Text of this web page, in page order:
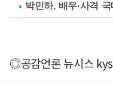
박민하, 배우·사격
◎공감언론 뉴시스